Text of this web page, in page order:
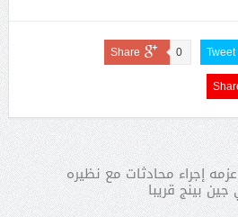
Tweet
Share 0
إجراء محادثات مع نظيره
بينج قريبا